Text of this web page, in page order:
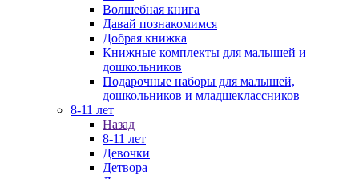
Волшебная книга
Давай познакомимся
Добрая книжка
Книжные комплекты для малышей и
дошкольников
Подарочные наборы для малышей,
дошкольников и младшеклассников
8-11 лет
Назад
8-11 лет
Девочки
Детвора